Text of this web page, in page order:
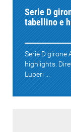
Serie D
tabellino e
Serie D girone
highlights.
Luperi ...